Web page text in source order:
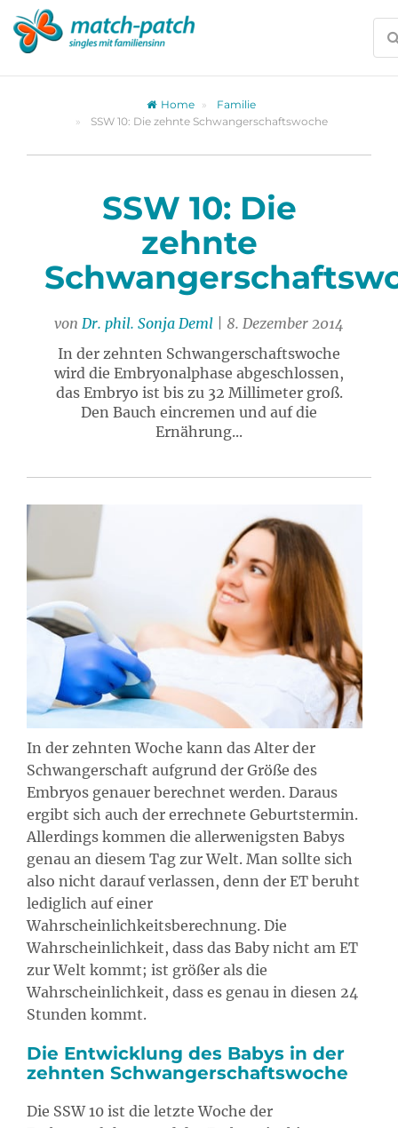
Zur
Partnersuche
Home
Familie
SSW 10: Die zehnte Schwangerschaftswoche
SSW 10: Die
zehnte
von Dr. phil. Sonja Deml | 8. Dezember 2014
In der zehnten Schwangerschaftswoche
wird die Embryonalphase abgeschlossen,
das Embryo ist bis zu 32 Millimeter groß.
Den Bauch eincremen und auf die
Ernährung...
In der zehnten Woche kann das Alter der
Schwangerschaft aufgrund der Größe des
Embryos genauer berechnet werden. Daraus
ergibt sich auch der errechnete Geburtstermin.
Allerdings kommen die allerwenigsten Babys
genau an diesem Tag zur Welt. Man sollte sich
also nicht darauf verlassen, denn der ET beruht
lediglich auf einer
Wahrscheinlichkeitsberechnung. Die
Wahrscheinlichkeit, dass das Baby nicht am ET
zur Welt kommt; ist größer als die
Wahrscheinlichkeit, dass es genau in diesen 24
Stunden kommt.
Die Entwicklung des Babys in der
zehnten Schwangerschaftswoche
Die SSW 10 ist die letzte Woche der